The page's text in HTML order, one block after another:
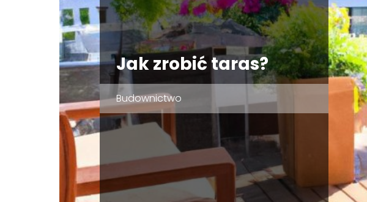
Jak zrobić taras?
Budownictwo